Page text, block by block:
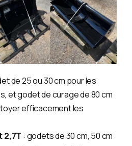
de 25 ou 30 cm pour les
et godet de curage de 80 cm
efficacement les
2,7T : godets de 30 cm, 50 cm